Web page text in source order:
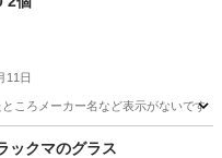
11日
ころメーカー名など表示がないです
クマのグラス